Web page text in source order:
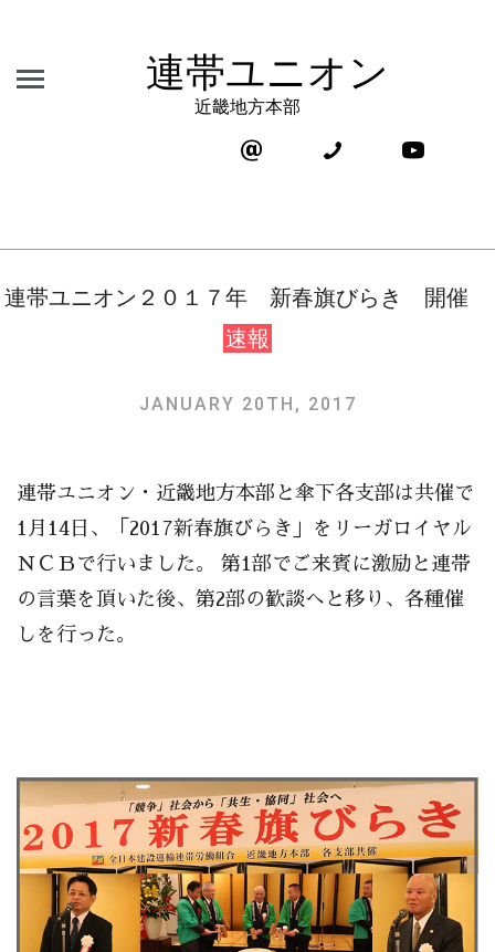
連帯ユニオン
近畿地方本部
連帯ユニオン２０１７年 新春旗びらき 開催
速報
JANUARY 20TH, 2017
連帯ユニオン・近畿地方本部と傘下各支部は共催で
1月14日、「2017新春旗びらき」をリーガロイヤル
ＮＣＢで行いました。 第1部でご来賓に激励と連帯
の言葉を頂いた後、第2部の歓談へと移り、各種催
しを行った。